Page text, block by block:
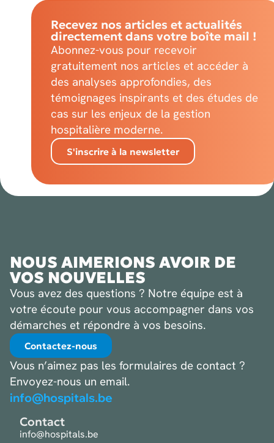
Recevez nos articles et actualités
directement dans votre boîte mail !
Abonnez-vous pour recevoir
gratuitement nos articles et accéder à
des analyses approfondies, des
témoignages inspirants et des études de
cas sur les enjeux de la gestion
hospitalière moderne.
S'inscrire à la newsletter
NOUS AIMERIONS AVOIR DE
VOS NOUVELLES
Vous avez des questions ? Notre équipe est à
votre écoute pour vous accompagner dans vos
démarches et répondre à vos besoins.
Contactez-nous
Vous n’aimez pas les formulaires de contact ?
Envoyez-nous un email.
info@hospitals.be
Contact
info@hospitals.be